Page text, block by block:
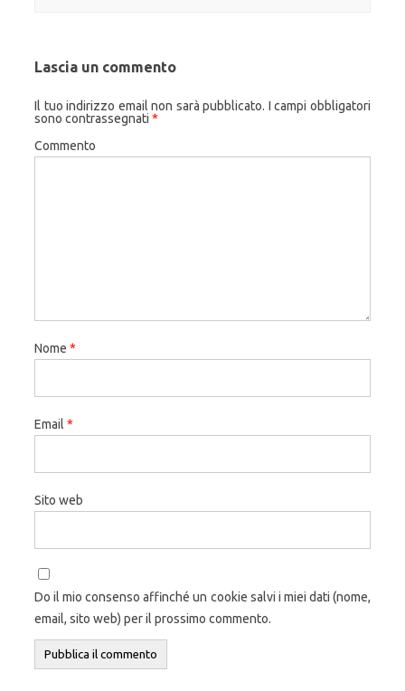
Lascia un commento
Il tuo indirizzo email non sarà pubblicato. I campi obbligatori
sono contrassegnati *
Commento
Nome *
Email *
Sito web
Do il mio consenso affinché un cookie salvi i miei dati (nome,
email, sito web) per il prossimo commento.